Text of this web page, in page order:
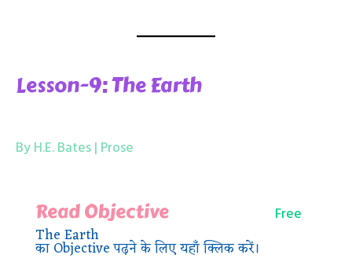
Lesson-9: The Earth
By H.E. Bates | Prose
Read Objective
The Earth
का Objective पढ़ने के लिए यहाँ क्लिक करें।
Free